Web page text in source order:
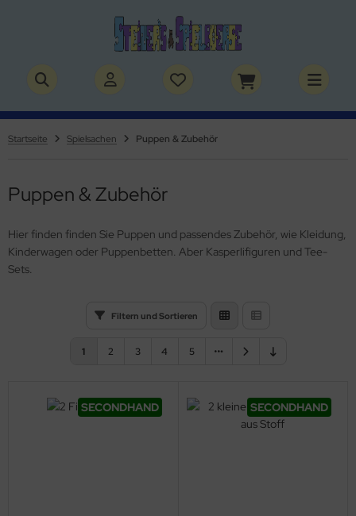
Startseite Spielsachen Puppen & Zubehör
Puppen & Zubehör
Hier finden finden Sie Puppen und passendes Zubehör, wie Kleidung,
Kinderwagen oder Puppenbetten. Aber Kasperlifiguren und Tee-
Sets.
Filtern und Sortieren
1 2 3 4 5
SECONDHAND SECONDHAND